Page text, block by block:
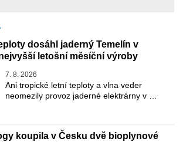
dosáhl jaderný Temelín v
letošní měsíční výroby
7. 8. 2026
Ani tropické letní teploty a vlna veder
neomezily provoz jaderné elektrárny v …
koupila v Česku dvě bioplynové